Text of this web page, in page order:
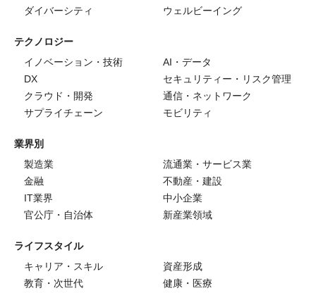
ダイバーシティ
ウェルビーイング
テクノロジー
イノベーション・技術
AI・データ
DX
セキュリティー・リスク管理
クラウド・開発
通信・ネットワーク
サプライチェーン
モビリティ
業界別
製造業
流通業・サービス業
金融
不動産・建設
IT業界
中小企業
官公庁・自治体
新産業領域
ライフスタイル
キャリア・スキル
資産形成
教育・次世代
健康・医療